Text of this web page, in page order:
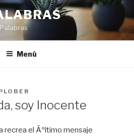
Menú
soy Inocente
recrea el Ãºltimo mensaje